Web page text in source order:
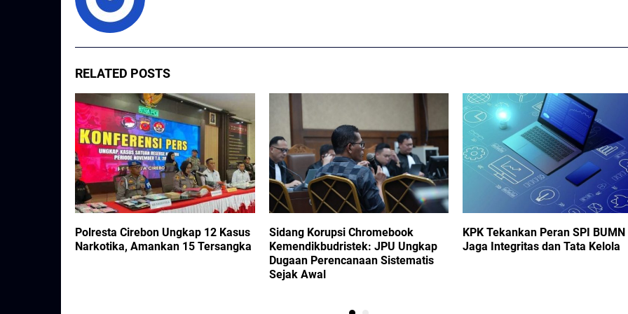
RELATED POSTS
Polresta Cirebon Ungkap 12 Kasus
Narkotika, Amankan 15 Tersangka
Sidang Korupsi Chromebook
Kemendikbudristek: JPU Ungkap
Dugaan Perencanaan Sistematis
Sejak Awal
KPK Tekankan Peran SPI BUMN
Jaga Integritas dan Tata Kelola